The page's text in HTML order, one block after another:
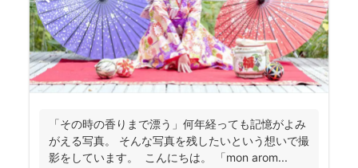
「その時の香りまで漂う」何年経っても記憶がよみ
がえる写真。 そんな写真を残したいという想いで撮
影をしています。 こんにちは。 「mon arom...